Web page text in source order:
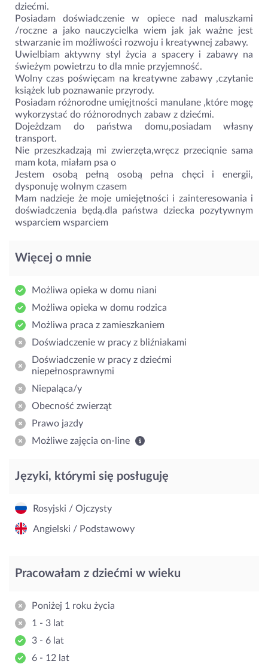
dziećmi.
Posiadam doświadczenie w opiece nad maluszkami
/roczne a jako nauczycielka wiem jak jak ważne jest
stwarzanie im możliwości rozwoju i kreatywnej zabawy.
Uwielbiam aktywny styl życia a spacery i zabawy na
świeżym powietrzu to dla mnie przyjemność.
Wolny czas poświęcam na kreatywne zabawy ,czytanie
książek lub poznawanie przyrody.
Posiadam różnorodne umięjtności manulane ,które mogę
wykorzystać do różnorodnych zabaw z dziećmi.
Dojeżdzam do państwa domu,posiadam własny
transport.
Nie przeszkadzają mi zwierzęta,wręcz przeciqnie sama
mam kota, miałam psa o
Jestem osobą pełną osobą pełna chęci i energii,
dysponuję wolnym czasem
Mam nadzieje że moje umiejętności i zainteresowania i
doświadczenia będą.dla państwa dziecka pozytywnym
wsparciem wsparciem
Więcej o mnie
Możliwa opieka w domu niani
Możliwa opieka w domu rodzica
Możliwa praca z zamieszkaniem
Doświadczenie w pracy z bliźniakami
Doświadczenie w pracy z dziećmi
niepełnosprawnymi
Niepaląca/y
Obecność zwierząt
Prawo jazdy
Możliwe zajęcia on-line
Języki, którymi się posługuję
Rosyjski / Ojczysty
Angielski / Podstawowy
Pracowałam z dziećmi w wieku
Poniżej 1 roku życia
1 - 3 lat
3 - 6 lat
6 - 12 lat